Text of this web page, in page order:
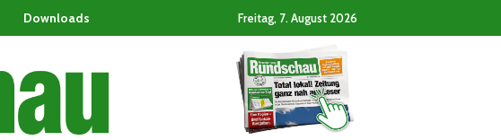
Downloads Freitag, 7. August 2026